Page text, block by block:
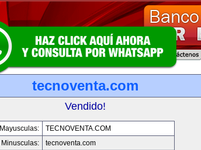
tecnoventa.com
Vendido!
Mayusculas:
TECNOVENTA.COM
Minusculas:
tecnoventa.com